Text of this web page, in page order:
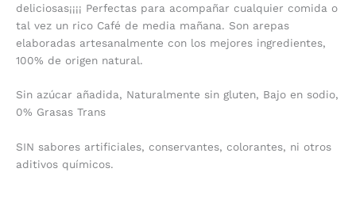
deliciosas¡¡¡¡ Perfectas para acompañar cualquier comida o
tal vez un rico Café de media mañana. Son arepas
elaboradas artesanalmente con los mejores ingredientes,
100% de origen natural.
​Sin azúcar añadida, Naturalmente sin gluten, Bajo en sodio,
0% Grasas Trans
SIN sabores artificiales, conservantes, colorantes, ni otros
aditivos químicos.